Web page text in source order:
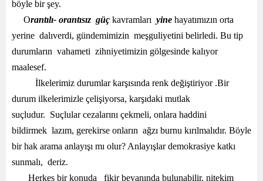
böyle bir şey.
Orantılı- orantısız güç kavramları yine hayatımızın orta
yerine dalıverdi, gündemimizin meşguliyetini belirledi. Bu tip
durumların vahameti zihniyetimizin gölgesinde kalıyor
maalesef.
İlkelerimiz durumlar karşısında renk değiştiriyor .Bir
durum ilkelerimizle çelişiyorsa, karşıdaki mutlak
suçludur. Suçlular cezalarını çekmeli, onlara haddini
bildirmek lazım, gerekirse onların ağzı burnu kırılmalıdır. Böyle
bir hak arama anlayışı mı olur? Anlayışlar demokrasiye katkı
sunmalı, deriz.
Herkes bir konuda fikir beyanında bulunabilir, nitekim